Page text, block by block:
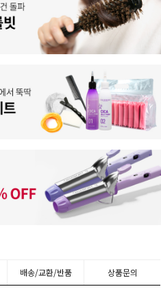
배송/교환/반품 상품문의